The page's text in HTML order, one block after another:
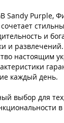
Sandy Purple,
и
и
настоящим
каждый день.
выбор для